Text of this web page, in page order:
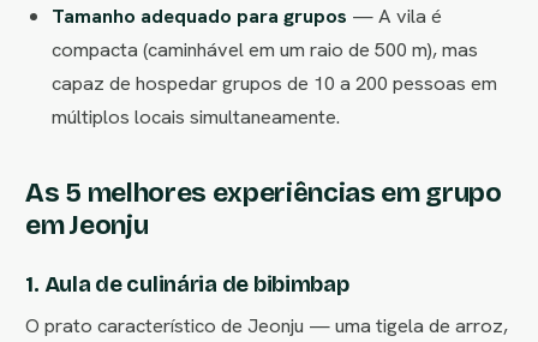
Tamanho adequado para grupos — A vila é
compacta (caminhável em um raio de 500 m), mas
capaz de hospedar grupos de 10 a 200 pessoas em
múltiplos locais simultaneamente.
As 5 melhores experiências em grupo
em Jeonju
1. Aula de culinária de bibimbap
O prato característico de Jeonju — uma tigela de arroz,